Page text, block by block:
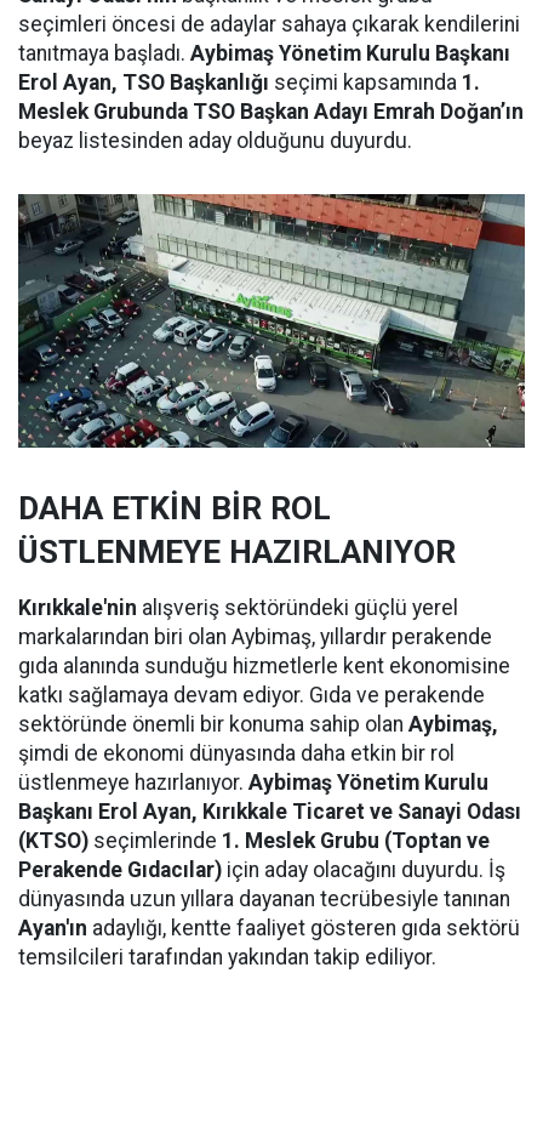
seçimleri öncesi de adaylar sahaya çıkarak kendilerini
tanıtmaya başladı. Aybimaş Yönetim Kurulu Başkanı
Erol Ayan, TSO Başkanlığı seçimi kapsamında 1.
Meslek Grubunda TSO Başkan Adayı Emrah Doğan’ın
beyaz listesinden aday olduğunu duyurdu.
DAHA ETKİN BİR ROL
ÜSTLENMEYE HAZIRLANIYOR
Kırıkkale'nin alışveriş sektöründeki güçlü yerel
markalarından biri olan Aybimaş, yıllardır perakende
gıda alanında sunduğu hizmetlerle kent ekonomisine
katkı sağlamaya devam ediyor. Gıda ve perakende
sektöründe önemli bir konuma sahip olan Aybimaş,
şimdi de ekonomi dünyasında daha etkin bir rol
üstlenmeye hazırlanıyor. Aybimaş Yönetim Kurulu
Başkanı Erol Ayan, Kırıkkale Ticaret ve Sanayi Odası
(KTSO) seçimlerinde 1. Meslek Grubu (Toptan ve
Perakende Gıdacılar) için aday olacağını duyurdu. İş
dünyasında uzun yıllara dayanan tecrübesiyle tanınan
Ayan'ın adaylığı, kentte faaliyet gösteren gıda sektörü
temsilcileri tarafından yakından takip ediliyor.